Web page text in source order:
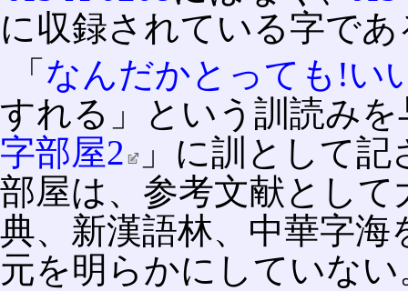
に収録されている字であ
「 なんだかとっても!い
すれる」という訓読み
字部屋2
」に訓として
部屋は、参考文献とし
典、新漢語林、中華字
元を明らかにしていない